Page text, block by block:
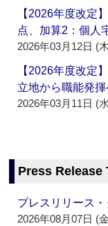
【2026年度改定
点、加算2：個人
2026年03月12日 (
【2026年度改定
立地から職能発揮
2026年03月11日 (
Press Release
プレスリリース
2026年08月07日 (